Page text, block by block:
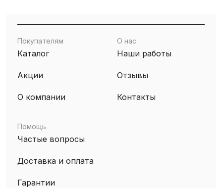
Покупателям
Каталог
Акции
О компании
О нас
Наши работы
Отзывы
Контакты
Помощь
Частые вопросы
Доставка и оплата
Гарантии